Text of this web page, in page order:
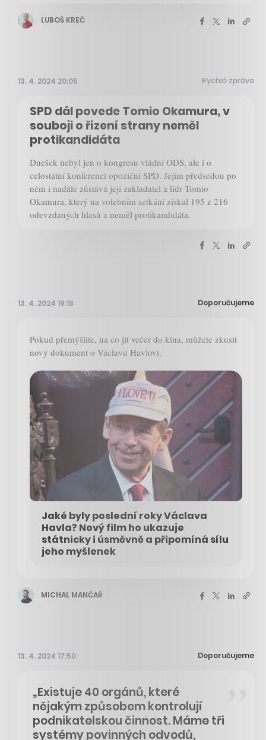
LUBOŠ KREČ
13. 4. 2024 20:05 Rychlá zpráva
SPD dál povede Tomio Okamura, v
souboji o řízení strany neměl
protikandidáta
Dnešek nebyl jen o kongresu vládní ODS, ale i o
celostátní konferenci opoziční SPD. Jejím předsedou po
něm i nadále zůstává její zakladatel a lídr Tomio
Okamura, který na volebním setkání získal 195 z 216
odevzdaných hlasů a neměl protikandidáta.
13. 4. 2024 19:18 Doporučujeme
Pokud přemýšlíte, na co jít večer do kina, můžete zkusit
nový dokument o Václavu Havlovi.
Jaké byly poslední roky Václava
Havla? Nový film ho ukazuje
státnicky i úsměvně a připomíná sílu
jeho myšlenek
MICHAL MANČAŘ
13. 4. 2024 17:50 Doporučujeme
„Existuje 40 orgánů, které
nějakým způsobem kontrolují
podnikatelskou činnost. Máme tři
systémy povinných odvodů,